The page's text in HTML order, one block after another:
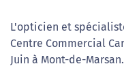
L'opticien et
Centre Commercial
Juin à Mont-de-Marsan.